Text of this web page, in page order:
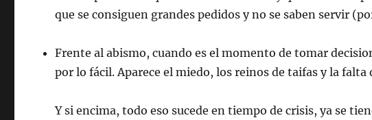
que se consiguen grandes pedidos y no se saben servir
Frente al abismo, cuando es el momento de tomar
por lo fácil. Aparece el miedo, los reinos de taifas y la falta
Y si encima, todo eso sucede en tiempo de crisis, ya se